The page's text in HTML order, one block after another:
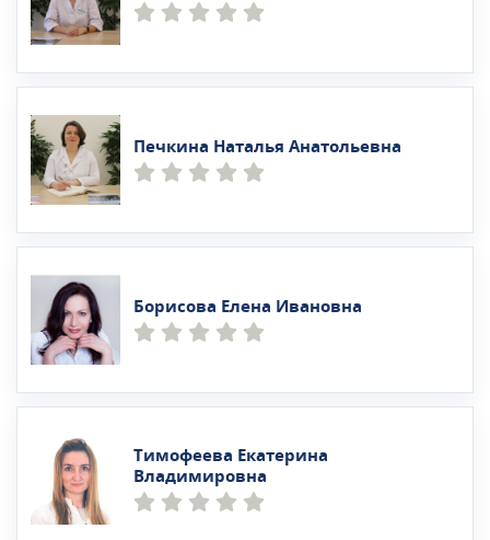
Печкина Наталья Анатольевна
Борисова Елена Ивановна
Тимофеева Екатерина
Владимировна